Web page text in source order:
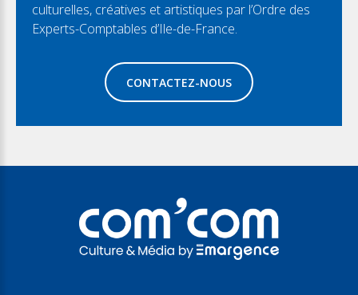
culturelles, créatives et artistiques par l’Ordre des
Experts-Comptables d’Ile-de-France.
CONTACTEZ-NOUS